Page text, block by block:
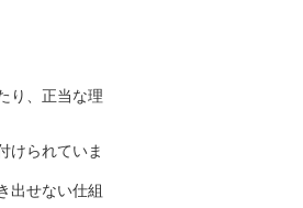
り、正当な理
けられていま
出せない仕組